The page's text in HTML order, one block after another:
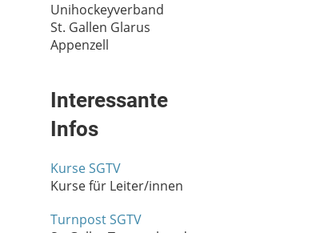
Unihockeyverband
St. Gallen Glarus
Appenzell
Interessante
Infos
Kurse SGTV
Kurse für Leiter/innen
Turnpost SGTV